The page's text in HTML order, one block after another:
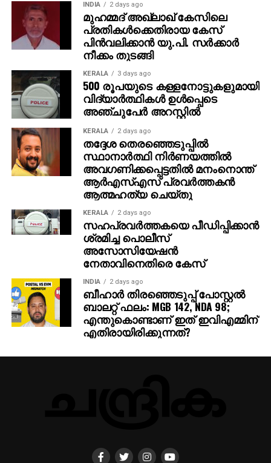
INDIA 2 days ago
മുഹമ്മദ് അഖ്‌ലാഖ് കേസിലെ
പ്രതികള്‍ക്കെതിരായ കേസ്
പിന്‍വലിക്കാന്‍ യു.പി. സര്‍ക്കാര്‍
നീക്കം തുടങ്ങി
KERALA 3 days ago
500 രൂപയുടെ കള്ളനോട്ടുകളുമായി
വിദ്യാര്‍ത്ഥികള്‍ ഉള്‍പ്പെടെ
അഞ്ചുപേര്‍ അറസ്റ്റില്‍
KERALA 2 days ago
തദ്ദേശ തെരഞ്ഞെടുപ്പില്‍
സ്ഥാനാര്‍ത്ഥി നിര്‍ണയത്തില്‍
അവഗണിക്കപ്പെട്ടതില്‍ മനംനൊന്ത്
ആര്‍എസ്എസ് പ്രവര്‍ത്തകന്‍
ആത്മഹത്യ ചെയ്തു
KERALA 2 days ago
സഹപ്രവര്‍ത്തകയെ പീഡിപ്പിക്കാന്‍
ശ്രമിച്ച പൊലീസ്
അസോസിയേഷന്‍
നേതാവിനെതിരെ കേസ്
INDIA 2 days ago
ബീഹാർ തിരഞ്ഞെടുപ്പ് പോസ്റ്റൽ
ബാലറ്റ് ഫലം: MGB 142, NDA 98;
എന്തുകൊണ്ടാണ് ഇത് ഇവിഎമ്മിന്
എതിരായിരിക്കുന്നത്?